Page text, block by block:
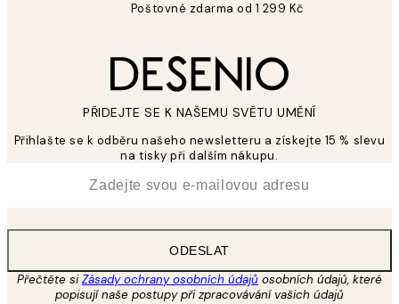
Poštovné zdarma od 1 299 Kč
PŘIDEJTE SE K NAŠEMU SVĚTU UMĚNÍ
Přihlašte se k odběru našeho newsletteru a získejte 15 % slevu
na tisky při dalším nákupu.
ODESLAT
Přečtěte siZásady ochrany osobních údajů osobních údajů, které
popisují naše postupy při zpracovávání vašich údajů